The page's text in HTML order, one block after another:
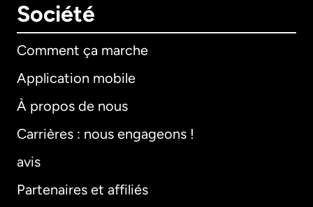
Société
Comment ça marche
Application mobile
À propos de nous
Carrières : nous engageons !
avis
Partenaires et affiliés